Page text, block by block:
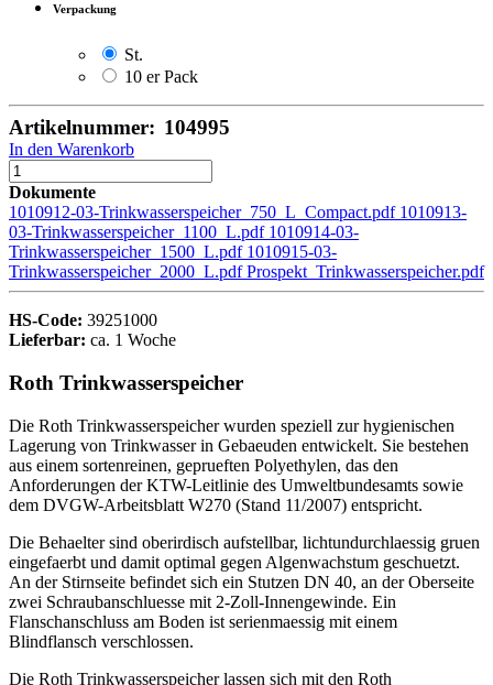
Verpackung
St.
10 er Pack
Artikelnummer: 104995
In den Warenkorb
Dokumente
1010912-03-Trinkwasserspeicher_750_L_Compact.pdf 1010913-
03-Trinkwasserspeicher_1100_L.pdf 1010914-03-
Trinkwasserspeicher_1500_L.pdf 1010915-03-
Trinkwasserspeicher_2000_L.pdfProspekt_Trinkwasserspeicher.pdf
HS-Code: 39251000
Lieferbar: ca. 1 Woche
Roth Trinkwasserspeicher
Die Roth Trinkwasserspeicher wurden speziell zur hygienischen
Lagerung von Trinkwasser in Gebaeuden entwickelt. Sie bestehen
aus einem sortenreinen, geprueften Polyethylen, das den
Anforderungen der KTW-Leitlinie des Umweltbundesamts sowie
dem DVGW-Arbeitsblatt W270 (Stand 11/2007) entspricht.
Die Behaelter sind oberirdisch aufstellbar, lichtundurchlaessig gruen
eingefaerbt und damit optimal gegen Algenwachstum geschuetzt.
An der Stirnseite befindet sich ein Stutzen DN 40, an der Oberseite
zwei Schraubanschluesse mit 2-Zoll-Innengewinde. Ein
Flanschanschluss am Boden ist serienmaessig mit einem
Blindflansch verschlossen.
Die Roth Trinkwasserspeicher lassen sich mit den Roth